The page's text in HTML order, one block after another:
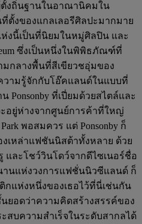
ตั้งถิ่นฐานในอาณานิคมใน
ตั้งของแกลเลอรีศิลปะมากมาย
งนี้เป็นที่นิยมในหมู่ศิลปิน และ
ซึ่งเป็นหนึ่งในพิพิธภัณฑ์ที่
กลางพื้นที่สีเขียวชอุ่มของ
ความรู้จักกับโอ๊คแลนด์ในแบบที่
Ponsonby ที่เปี่ยมด้วยสไตล์และ
อยู่ห่างจากศูนย์การค้าที่ใหญ่
พอสมควร แต่ Ponsonby ก็
เหล่าแฟชันนิสต้าทั้งหลาย ด้วย
และโชว์วินโดว์จากดีไซเนอร์ชื่อ
นานแห่งวงการแฟชั่นนิวซีแลนด์ ก็
กแห่งหนึ่งของเธอไว้ที่นี่เช่นกัน
ยอดว่าความคิดสร้างสรรค์ของ
สบความสำเร็จในระดับสากลได้